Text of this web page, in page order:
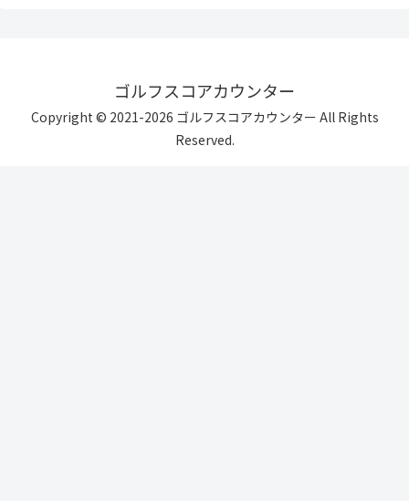
ゴルフスコアカウンター
Copyright © 2021-2026 ゴルフスコアカウンター All Rights
Reserved.